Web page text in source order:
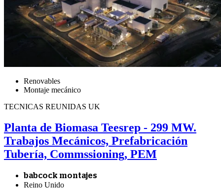
Renovables
Montaje mecánico
TECNICAS REUNIDAS UK
Planta de Biomasa Teesrep - 299 MW.
Trabajos Mecánicos, Prefabricación
Tubería, Commssioning, PEM
babcock montajes
Reino Unido